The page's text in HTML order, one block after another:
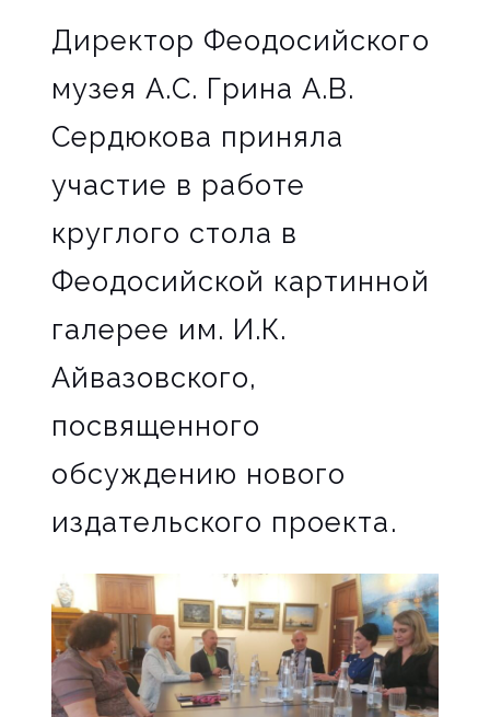
Директор Феодосийского
музея А.С. Грина А.В.
Сердюкова приняла
участие в работе
круглого стола в
Феодосийской картинной
галерее им. И.К.
Айвазовского,
посвященного
обсуждению нового
издательского проекта.